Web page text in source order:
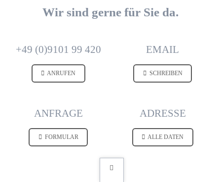
Wir sind gerne für Sie da.
+49 (0)9101 99 420
ANRUFEN
EMAIL
SCHREIBEN
ANFRAGE
FORMULAR
ADRESSE
ALLE DATEN